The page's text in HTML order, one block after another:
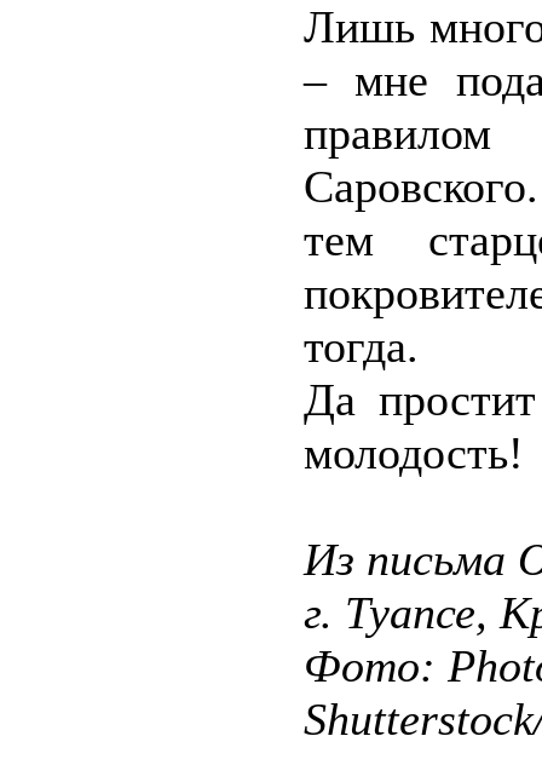
Лишь
– мне
тем
тогда.
Да
молодость!
Из письма
г. Туапсе,
Фото: